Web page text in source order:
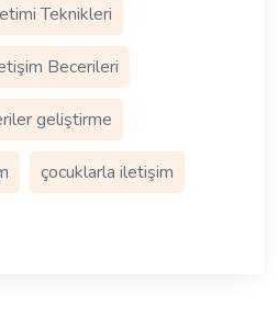
Teknikleri
Becerileri
geliştirme
çocuklarla iletişim